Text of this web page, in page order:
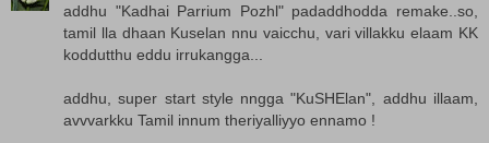
addhu "Kadhai Parrium Pozhl" padaddhodda remake..so,
tamil lla dhaan Kuselan nnu vaicchu, vari villakku elaam KK
koddutthu eddu irrukangga...
addhu, super start style nngga "KuSHElan", addhu illaam,
avvvarkku Tamil innum theriyalliyyo ennamo !